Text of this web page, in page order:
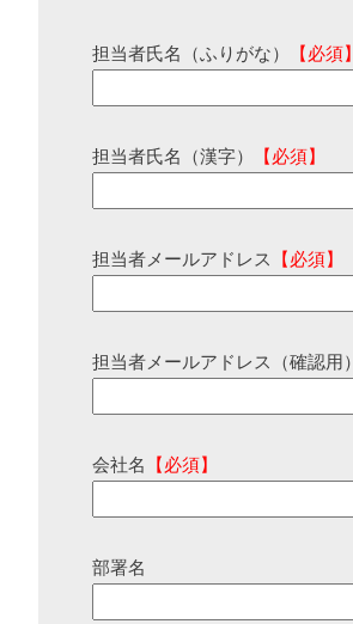
担当者氏名（ふりがな） 【必須】
担当者氏名（漢字） 【必須】
担当者メールアドレス 【必須】
担当者メールアドレス（確認用）
会社名 【必須】
部署名